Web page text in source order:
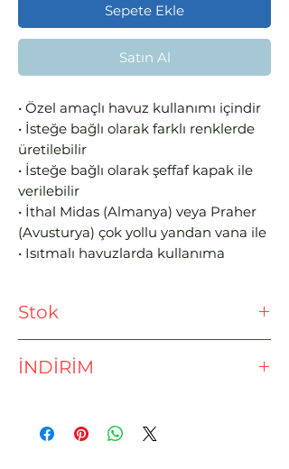
Sepete Ekle
Satın Al
• Özel amaçlı havuz kullanımı içindir
• İsteğe bağlı olarak farklı renklerde
üretilebilir
• İsteğe bağlı olarak şeffaf kapak ile
verilebilir
• İthal Midas (Almanya) veya Praher
(Avusturya) çok yollu yandan vana ile
• Isıtmalı havuzlarda kullanıma
montaj edilebilir
Stok
lütfen stok sorunuz.
İNDİRİM